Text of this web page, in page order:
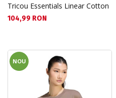
Tricou Essentials Linear Cotton
Текуща цена:
104,99 RON
NOU